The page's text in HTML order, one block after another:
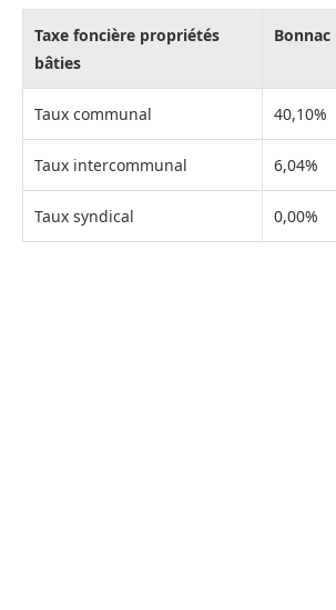
Taxe foncière propriétés
bâties
Bonnac
Taux communal 40,10%
Taux intercommunal 6,04%
Taux syndical 0,00%